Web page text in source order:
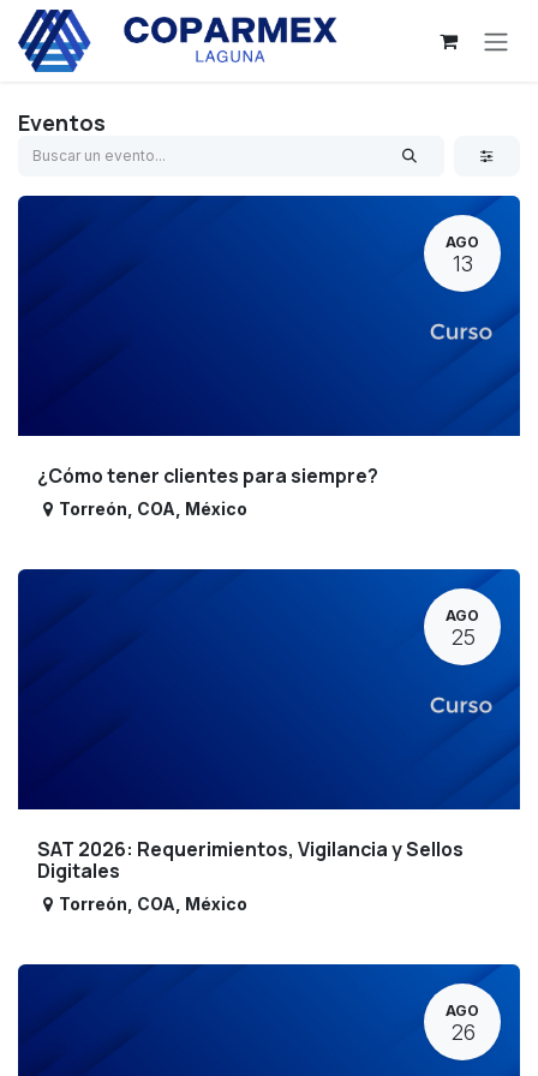
Ir al contenido
Eventos
AGO
13
¿Cómo tener clientes para siempre?
Torreón COA México
AGO
25
SAT 2026: Requerimientos, Vigilancia y Sellos
Digitales
Torreón COA México
AGO
26